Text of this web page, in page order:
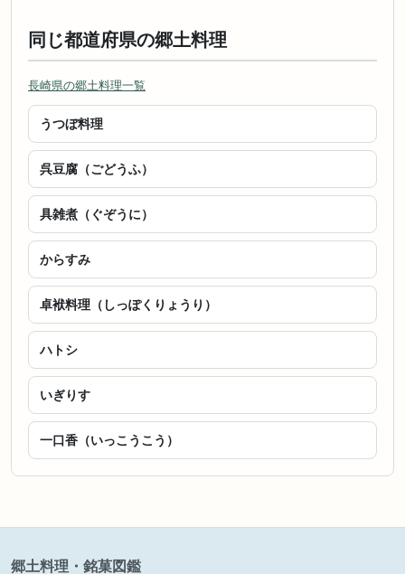
同じ都道府県の郷土料理
長崎県の郷土料理一覧
うつぼ料理
呉豆腐（ごどうふ）
具雑煮（ぐぞうに）
からすみ
卓袱料理（しっぽくりょうり）
ハトシ
いぎりす
一口香（いっこうこう）
郷土料理・銘菓図鑑